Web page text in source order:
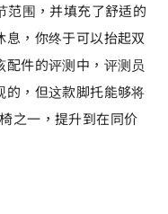
范围，并填充了舒适的
，你终于可以抬起双
件的评测中，评测员
，但这款脚托能够将
之一，提升到在同价